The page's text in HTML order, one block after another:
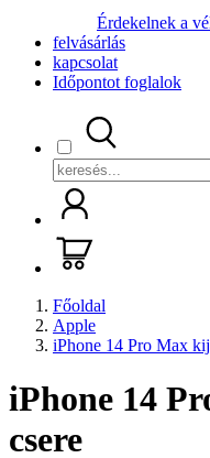
Érdekelnek a
felvásárlás
kapcsolat
Időpontot foglalok
Főoldal
Apple
iPhone 14 Pro Max
iPhone 14
csere